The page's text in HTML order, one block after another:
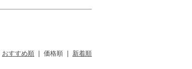
おすすめ順 | 価格順 | 新着順